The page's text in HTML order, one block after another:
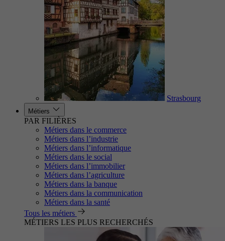
Strasbourg
Métiers
PAR FILIÈRES
Métiers dans le commerce
Métiers dans l’industrie
Métiers dans l’informatique
Métiers dans le social
Métiers dans l’immobilier
Métiers dans l’agriculture
Métiers dans la banque
Métiers dans la communication
Métiers dans la santé
Tous les métiers
MÉTIERS LES PLUS RECHERCHÉS